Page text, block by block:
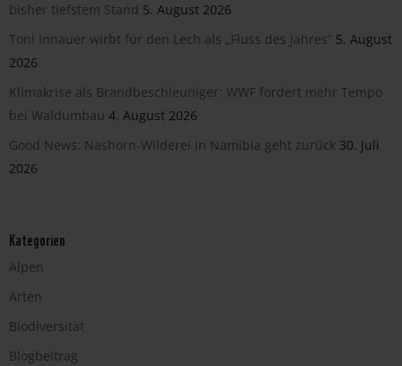
bisher tiefstem Stand 5. August 2026
Toni Innauer wirbt für den Lech als „Fluss des Jahres“ 5. August
2026
Klimakrise als Brandbeschleuniger: WWF fordert mehr Tempo
bei Waldumbau 4. August 2026
Good News: Nashorn-Wilderei in Namibia geht zurück 30. Juli
2026
Kategorien
Alpen
Arten
Biodiversität
Blogbeitrag